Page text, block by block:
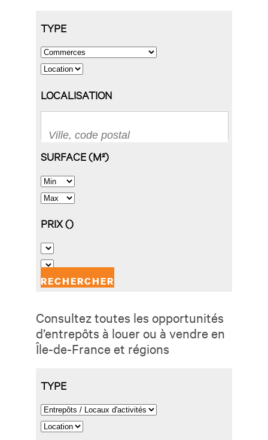
Consultez toutes les opportunités
d’entrepôts à louer ou à vendre en
Île-de-France et régions